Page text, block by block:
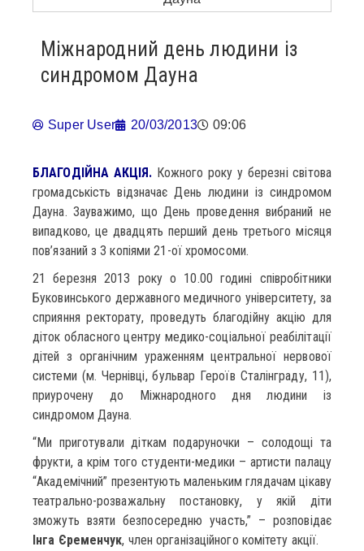
Міжнародний день людини із
синдромом Дауна
Super User 20/03/2013 09:06
БЛАГОДІЙНА АКЦІЯ. Кожного року у березні світова
громадськість відзначає День людини із синдромом
Дауна. Зауважимо, що День проведення вибраний не
випадково, це двадцять перший день третього місяця
пов’язаний з 3 копіями 21-ої хромосоми.
21 березня 2013 року о 10.00 годині співробітники
Буковинського державного медичного університету, за
сприяння ректорату, проведуть благодійну акцію для
діток обласного центру медико-соціальної реабілітації
дітей з органічним ураженням центральної нервової
системи (м. Чернівці, бульвар Героїв Сталінграду, 11),
приурочену до Міжнародного дня людини із
синдромом Дауна.
“Ми приготували діткам подаруночки – солодощі та
фрукти, а крім того студенти-медики – артисти палацу
“Академічний” презентують маленьким глядачам цікаву
театрально-розважальну постановку, у якій діти
зможуть взяти безпосередню участь,” – розповідає
Інга Єременчук, член організаційного комітету акції.